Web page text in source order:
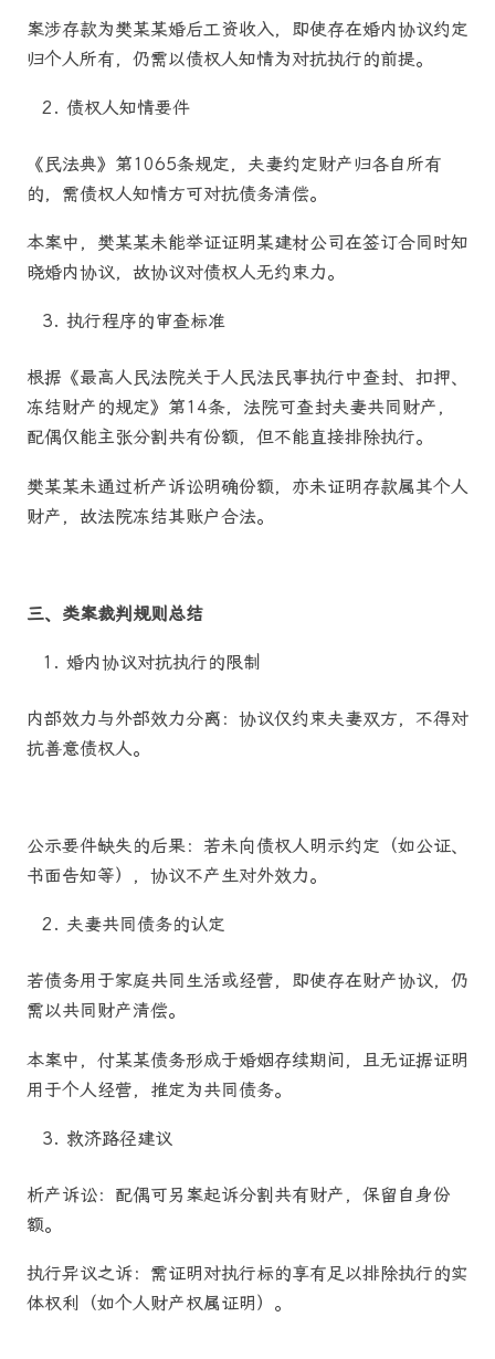
案涉存款为樊某某婚后工资收入，即使存在婚内协议约定
归个人所有，仍需以债权人知情为对抗执行的前提。
债权人知情要件
《民法典》第1065条规定，夫妻约定财产归各自所有
的，需债权人知情方可对抗债务清偿。
本案中，樊某某未能举证证明某建材公司在签订合同时知
晓婚内协议，故协议对债权人无约束力。
执行程序的审查标准
根据《最高人民法院关于人民法民事执行中查封、扣押、
冻结财产的规定》第14条，法院可查封夫妻共同财产，
配偶仅能主张分割共有份额，但不能直接排除执行。
樊某某未通过析产诉讼明确份额，亦未证明存款属其个人
财产，故法院冻结其账户合法。
三、类案裁判规则总结
婚内协议对抗执行的限制
内部效力与外部效力分离：协议仅约束夫妻双方，不得对
抗善意债权人。
公示要件缺失的后果：若未向债权人明示约定（如公证、
书面告知等），协议不产生对外效力。
夫妻共同债务的认定
若债务用于家庭共同生活或经营，即使存在财产协议，仍
需以共同财产清偿。
本案中，付某某债务形成于婚姻存续期间，且无证据证明
用于个人经营，推定为共同债务。
救济路径建议
析产诉讼：配偶可另案起诉分割共有财产，保留自身份
额。
执行异议之诉：需证明对执行标的享有足以排除执行的实
体权利（如个人财产权属证明）。